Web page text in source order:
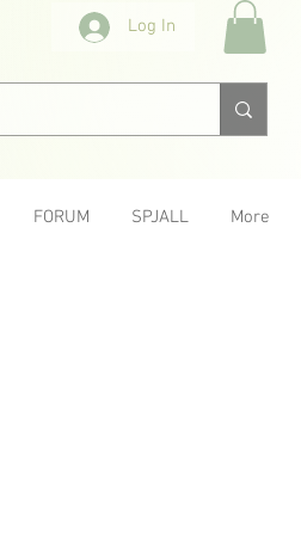
Log In
FORUM SPJALL More